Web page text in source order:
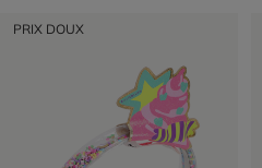
PRIX DOUX